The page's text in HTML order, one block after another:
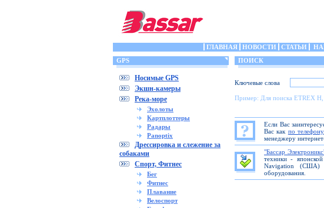
ГЛАВНАЯ НОВОСТИ СТАТЬИ
GPS
Носимые GPS
Экшн-камеры
Река-море
Эхолоты
Картплоттеры
Радары
Panoptix
Дрессировка и слежение за
собаками
Спорт, Фитнес
Бег
Фитнес
Плавание
Велоспорт
ПОИСК
Ключевые слова
Пример: Для поиска ETREX
Если Вас
Вас как по телефону
менеджеру
"Бассар
техники -
Navigation (США) -
оборудования.